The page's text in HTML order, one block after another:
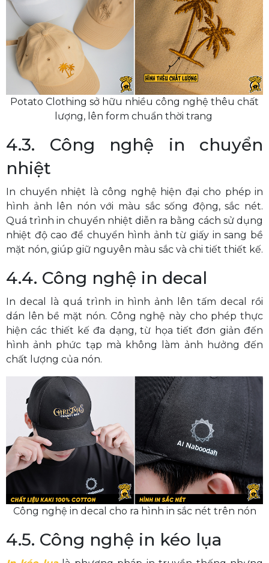
Potato Clothing sở hữu nhiều công nghệ thêu chất
lượng, lên form chuẩn thời trang
4.3. Công nghệ in chuyển
nhiệt
In chuyển nhiệt là công nghệ hiện đại cho phép in
hình ảnh lên nón với màu sắc sống động, sắc nét.
Quá trình in chuyển nhiệt diễn ra bằng cách sử dụng
nhiệt độ cao để chuyển hình ảnh từ giấy in sang bề
mặt nón, giúp giữ nguyên màu sắc và chi tiết thiết kế.
4.4. Công nghệ in decal
In decal là quá trình in hình ảnh lên tấm decal rồi
dán lên bề mặt nón. Công nghệ này cho phép thực
hiện các thiết kế đa dạng, từ họa tiết đơn giản đến
hình ảnh phức tạp mà không làm ảnh hưởng đến
chất lượng của nón.
Công nghệ in decal cho ra hình in sắc nét trên nón
4.5. Công nghệ in kéo lụa